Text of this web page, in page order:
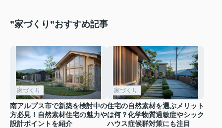
”家づくり”おすすめ記事
家づくり
南アルプス市で新築を検討中の
方必見！自然素材住宅の魅力や
設計ポイントを紹介
家づくり
住宅の自然素材を選ぶメリット
は何？化学物質過敏症やシック
ハウス症候群対策にも注目